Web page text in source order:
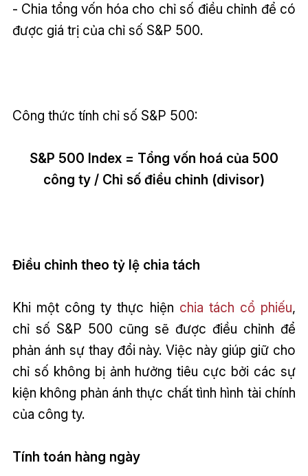
- Chia tổng vốn hóa cho chỉ số điều chỉnh để có
được giá trị của chỉ số S&P 500.
Công thức tính chỉ số S&P 500:
S&P 500 Index = Tổng vốn hoá của 500
công ty / Chỉ số điều chỉnh (divisor)
Điều chỉnh theo tỷ lệ chia tách
Khi một công ty thực hiện chia tách cổ phiếu,
chỉ số S&P 500 cũng sẽ được điều chỉnh để
phản ánh sự thay đổi này. Việc này giúp giữ cho
chỉ số không bị ảnh hưởng tiêu cực bởi các sự
kiện không phản ánh thực chất tình hình tài chính
của công ty.
Tính toán hàng ngày